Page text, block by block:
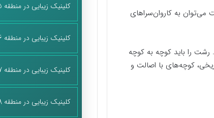
می‌توان به کاروان‌سراهای
را باید کوچه به کوچه
کوچه‌های با اصالت و
کلینیک زیبایی در منطقه 15
کلینیک زیبایی در منطقه 16
کلینیک زیبایی در منطقه 17
کلینیک زیبایی در منطقه 18